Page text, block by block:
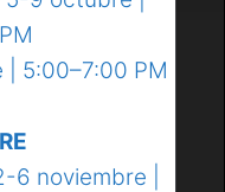
5:00–7:00 PM
noviembre |